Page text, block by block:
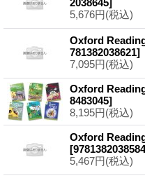
5,676円(税込)
Oxford
781382038621]
7,095円(税込)
Oxford
8483045]
8,195円(税込)
Oxford
[9781382038584
5,467円(税込)